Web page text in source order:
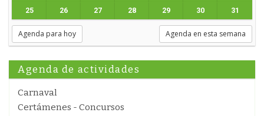
25 26 27 28 29 30 31
Agenda para hoy Agenda en esta semana
Agenda de actividades
Carnaval
Certámenes - Concursos